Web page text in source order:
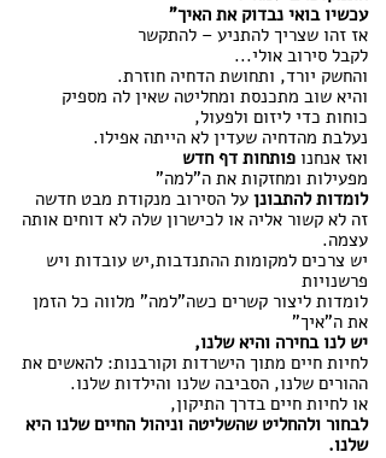
עכשיו בואי נבדוק את האיך"
אז זהו שצריך להתניע – להתקשר
לקבל סירוב אולי...
והחשק יורד, ותחושת הדחיה חוזרת.
והיא שוב מתכנסת ומחליטה שאין לה מספיק
כוחות כדי ליזום ולפעול,
נעלבת מהדחיה שעדין לא הייתה אפילו.
ואז אנחנו פותחות דף חדש
מפעילות ומחזקות את ה"למה"
לומדות להתבונן על הסירוב מנקודת מבט חדשה
זה לא קשור אליה או לכישרון שלה לא דוחים אותה
עצמה.
יש צרכים למקומות ההתנדבות,יש עובדות ויש
פרשנויות
לומדות ליצור קשרים כשה"למה" מלווה כל הזמן
את ה"איך"
יש לנו בחירה והיא שלנו,
לחיות חיים מתוך הישרדות וקורבנות: להאשים את
ההורים שלנו, הסביבה שלנו והילדות שלנו.
או לחיות חיים בדרך התיקון,
לבחור ולהחליט שהשליטה וניהול החיים שלנו היא
שלנו.